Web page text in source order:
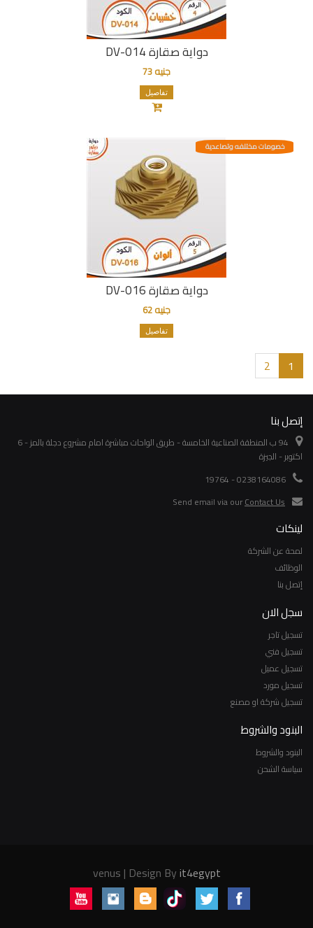
دواية صقارة DV-014
جنيه 73
تفاصيل
دواية صقارة DV-016
خصومات مختلفه وتصاعدية
جنيه 62
تفاصيل
1
2
إتصل بنا
94 ب المنطقة الصناعية الخامسة - طريق الواحات مباشرة امام مشروع دجلة بالمز - 6
اكتوبر - الجيزة
0238164086 - 19764
Send email via ourContact Us
لينكات
لمحة عن الشركة
الوظائف
إتصل بنا
سجل الان
تسجيل تاجر
تسجيل فني
تسجيل عميل
تسجيل مورد
تسجيل شركة او مصنع
البنود والشروط
البنود والشروط
سياسة الشحن
venus | Design Byit4egypt